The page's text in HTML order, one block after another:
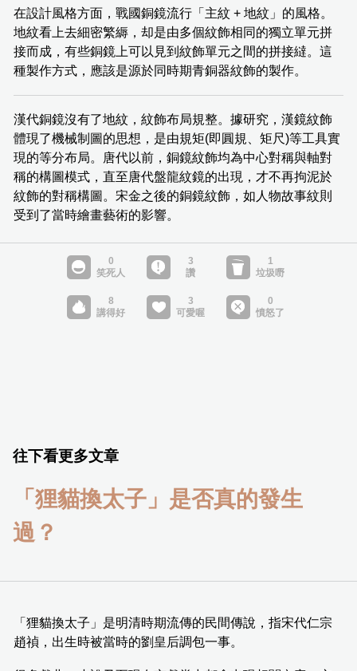
在設計風格方面，戰國銅鏡流行「主紋 + 地紋」的風格。
地紋看上去細密繁縟，却是由多個紋飾相同的獨立單元拼
接而成，有些銅鏡上可以見到紋飾單元之間的拼接繨。這
種製作方式，應該是源於同時期青銅器紋飾的製作。
漢代銅鏡沒有了地紋，紋飾布局規整。據研究，漢鏡紋飾
體現了機械制圖的思想，是由規矩(即圓規、矩尺)等工具實
現的等分布局。唐代以前，銅鏡紋飾均為中心對稱與軸對
稱的構圖模式，直至唐代盤龍紋鏡的出現，才不再拘泥於
紋飾的對稱構圖。宋金之後的銅鏡紋飾，如人物故事紋則
受到了當時繪畫藝術的影響。
往下看更多文章
「狸貓換太子」是否真的發生
過？
「狸貓換太子」是明清時期流傳的民間傳說，指宋代仁宗
趙禎，出生時被當時的劉皇后調包一事。